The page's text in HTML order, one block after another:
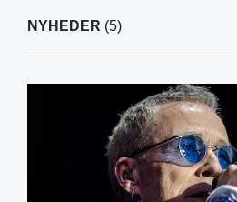
NYHEDER (5)